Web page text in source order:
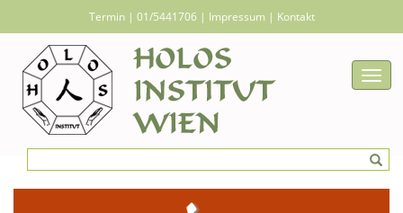
Termin| 01/5441706| Impressum | Kontakt